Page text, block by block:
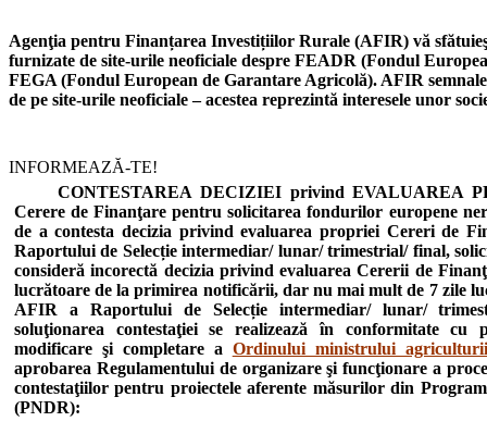
Agenţia pentru Finanțarea Investițiilor Rurale (AFIR) vă
furnizate de site-urile neoficiale despre FEADR (Fondul
FEGA (Fondul European de Garantare Agricolă). AFIR
de pe site-urile neoficiale – acestea reprezintă interesele unor
INFORMEAZĂ-TE!
CONTESTAREA DECIZIEI privind EVALUAREA
Cerere de Finanţare pentru solicitarea fondurilor europene
de a contesta decizia privind evaluarea propriei Cereri de
Raportului de Selecție intermediar/ lunar/ trimestrial/ final,
consideră incorectă decizia privind evaluarea Cererii de
lucrătoare de la primirea notificării, dar nu mai mult de 7 zile
AFIR a Raportului de Selecție intermediar/ lunar/
soluţionarea contestaţiei se realizează în conformitate cu
modificare şi completare a Ordinului ministrului
aprobarea Regulamentului de organizare şi funcţionare a
contestaţiilor pentru proiectele aferente măsurilor din
(PNDR):